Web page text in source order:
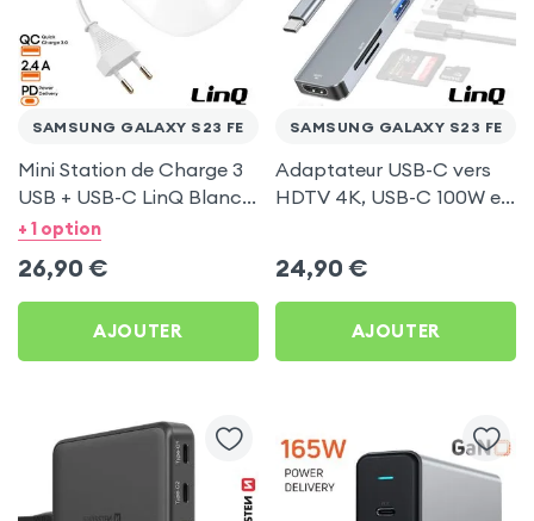
SAMSUNG GALAXY S23 FE
Mini Station de Charge 3
USB + USB-C LinQ Blanc
pour Samsung Galaxy S23
+ 1 option
26,90 €
AJOUTER
SAMSUNG GALAXY S23 FE
Adaptateur USB-C vers
HDTV 4K, USB-C 100W et
S23 FE
24,90 €
AJOUTER